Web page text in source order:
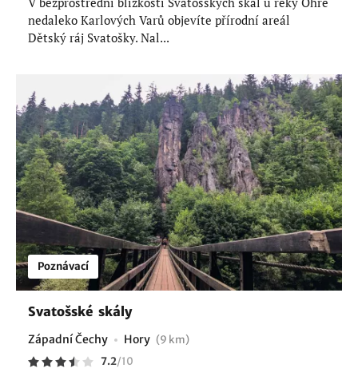
nedaleko Karlových Varů objevíte přírodní areál
Dětský ráj Svatošky. Nal...
Poznávací
Svatošské skály
Západní Čechy Hory (9 km)
7.2/10